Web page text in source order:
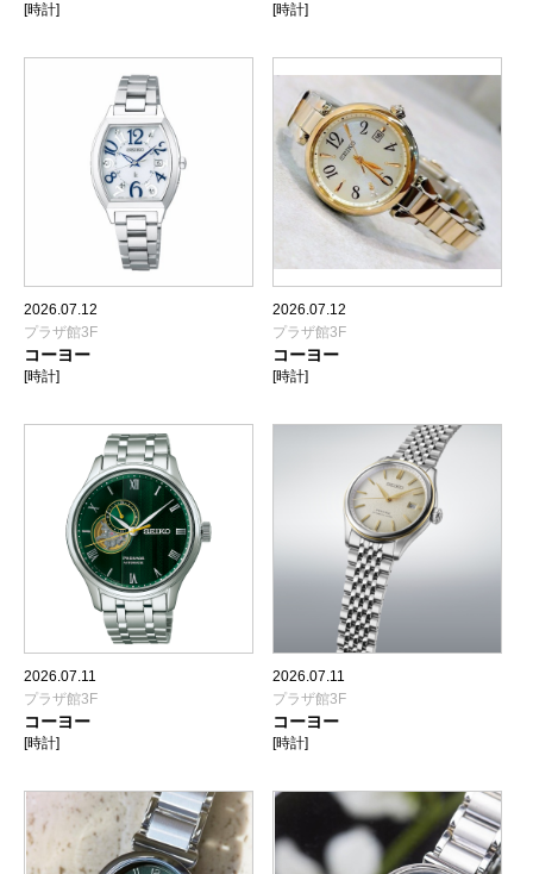
[時計] [時計]
2026.07.12
プラザ館3F
コーヨー
[時計]
2026.07.12
プラザ館3F
コーヨー
[時計]
2026.07.11
プラザ館3F
コーヨー
[時計]
2026.07.11
プラザ館3F
コーヨー
[時計]